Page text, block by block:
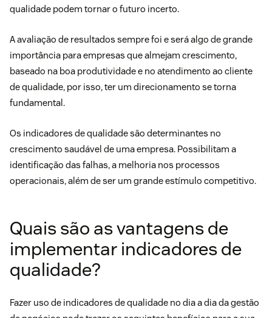
qualidade podem tornar o futuro incerto.
A avaliação de resultados sempre foi e será algo de grande
importância para empresas que almejam crescimento,
baseado na boa produtividade e no atendimento ao cliente
de qualidade, por isso, ter um direcionamento se torna
fundamental.
Os indicadores de qualidade são determinantes no
crescimento saudável de uma empresa. Possibilitam a
identificação das falhas, a melhoria nos processos
operacionais, além de ser um grande estímulo competitivo.
Quais são as vantagens de
implementar indicadores de
qualidade?
Fazer uso de indicadores de qualidade no dia a dia da gestão